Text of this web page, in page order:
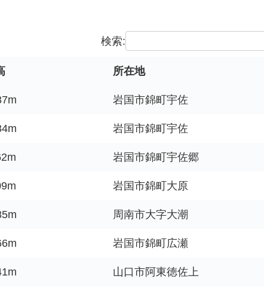
検索:
所在地
岩国市錦町宇佐
岩国市錦町宇佐
岩国市錦町宇佐郷
岩国市錦町大原
周南市大字大潮
岩国市錦町広瀬
山口市阿東徳佐上